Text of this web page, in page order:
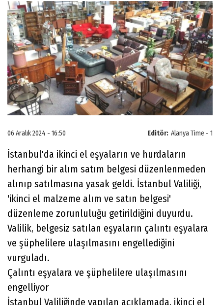
Editör: Alanya Time - 1
06 Aralık 2024 - 16:50
İstanbul'da ikinci el eşyaların ve hurdaların
herhangi bir alım satım belgesi düzenlenmeden
alınıp satılmasına yasak geldi. İstanbul Valiliği,
'ikinci el malzeme alım ve satın belgesi'
düzenleme zorunluluğu getirildiğini duyurdu.
Valilik, belgesiz satılan eşyaların çalıntı eşyalara
ve şüphelilere ulaşılmasını engellediğini
vurguladı.
Çalıntı eşyalara ve şüphelilere ulaşılmasını
engelliyor
İstanbul Valiliğinde yapılan açıklamada, ikinci el